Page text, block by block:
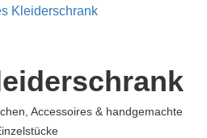
Accessoires & handgemachte